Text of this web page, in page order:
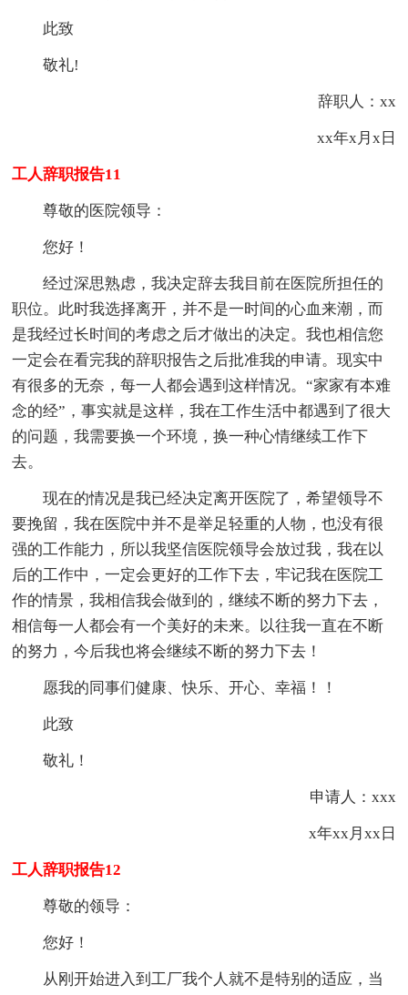
此致
敬礼!
辞职人：xx
xx年x月x日
工人辞职报告11
尊敬的医院领导：
您好！
经过深思熟虑，我决定辞去我目前在医院所担任的
职位。此时我选择离开，并不是一时间的心血来潮，而
是我经过长时间的考虑之后才做出的决定。我也相信您
一定会在看完我的辞职报告之后批准我的申请。现实中
有很多的无奈，每一人都会遇到这样情况。“家家有本难
念的经”，事实就是这样，我在工作生活中都遇到了很大
的问题，我需要换一个环境，换一种心情继续工作下
去。
现在的情况是我已经决定离开医院了，希望领导不
要挽留，我在医院中并不是举足轻重的人物，也没有很
强的工作能力，所以我坚信医院领导会放过我，我在以
后的工作中，一定会更好的工作下去，牢记我在医院工
作的情景，我相信我会做到的，继续不断的努力下去，
相信每一人都会有一个美好的未来。以往我一直在不断
的努力，今后我也将会继续不断的努力下去！
愿我的同事们健康、快乐、开心、幸福！！
此致
敬礼！
申请人：xxx
x年xx月xx日
工人辞职报告12
尊敬的领导：
您好！
从刚开始进入到工厂我个人就不是特别的适应，当